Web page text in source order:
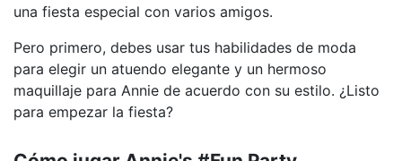
una fiesta especial con varios amigos.
Pero primero, debes usar tus habilidades de moda
para elegir un atuendo elegante y un hermoso
maquillaje para Annie de acuerdo con su estilo. ¿Listo
para empezar la fiesta?